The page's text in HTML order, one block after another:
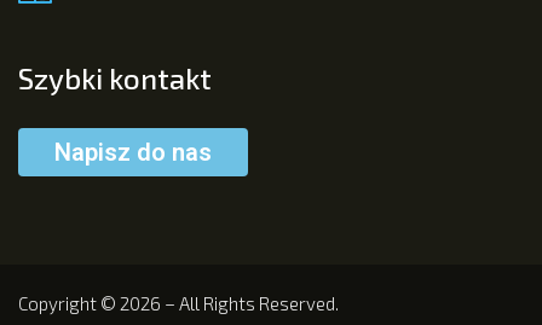
Szybki kontakt
Napisz do nas
Copyright © 2026 – All Rights Reserved.